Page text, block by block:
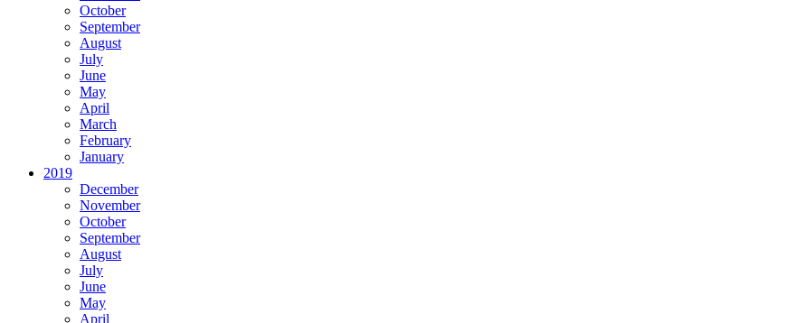
October
September
August
July
June
May
April
March
February
January
2019
December
November
October
September
August
July
June
May
April